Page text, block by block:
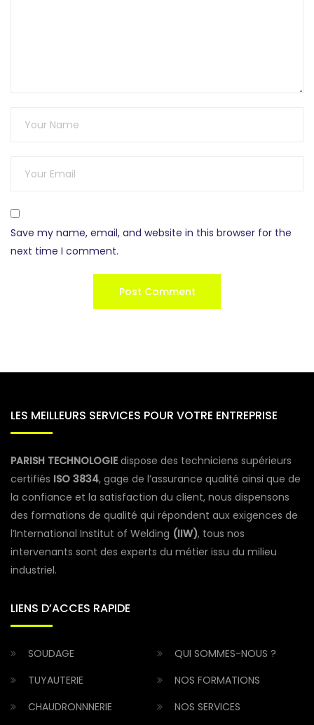
Save my name, email, and website in this browser for the
next time I comment.
LES MEILLEURS SERVICES POUR VOTRE ENTREPRISE
PARISH TECHNOLOGIE dispose des techniciens supérieurs
certifiés ISO 3834, gage de l’assurance qualité ainsi que de
la confiance et la satisfaction du client, nous dispensons
des formations de qualité qui répondent aux exigences de
l’International Institut of Welding (IIW), tous nos
intervenants sont des experts du métier issu du milieu
industriel.
LIENS D’ACCES RAPIDE
SOUDAGE
QUI SOMMES-NOUS ?
TUYAUTERIE
NOS FORMATIONS
CHAUDRONNNERIE
NOS SERVICES